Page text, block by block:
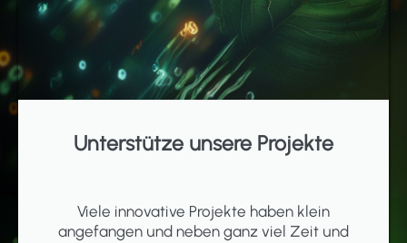
Unterstütze unsere Projekte
Viele innovative Projekte haben klein
angefangen und neben ganz viel Zeit und